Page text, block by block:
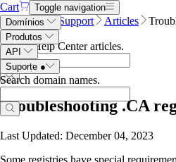
Cart
Toggle navigation
Domínios
Produtos
API
Suporte ●
Search domain names.
Name.com Support Articles
problems
Search Help Center articles.
Troubleshooting .CA
Last Updated: December 04, 2023